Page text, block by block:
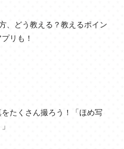
、どう教える？教えるポイン
リも！
たくさん撮ろう！「ほめ写